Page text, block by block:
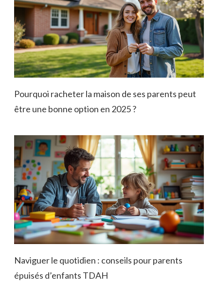
Pourquoi racheter la maison de ses parents peut
être une bonne option en 2025 ?
Naviguer le quotidien : conseils pour parents
épuisés d’enfants TDAH